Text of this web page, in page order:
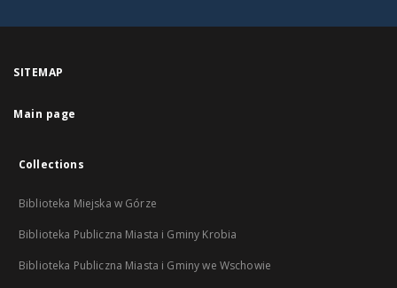
SITEMAP
Main page
Collections
Biblioteka Miejska w Górze
Biblioteka Publiczna Miasta i Gminy Krobia
Biblioteka Publiczna Miasta i Gminy we Wschowie